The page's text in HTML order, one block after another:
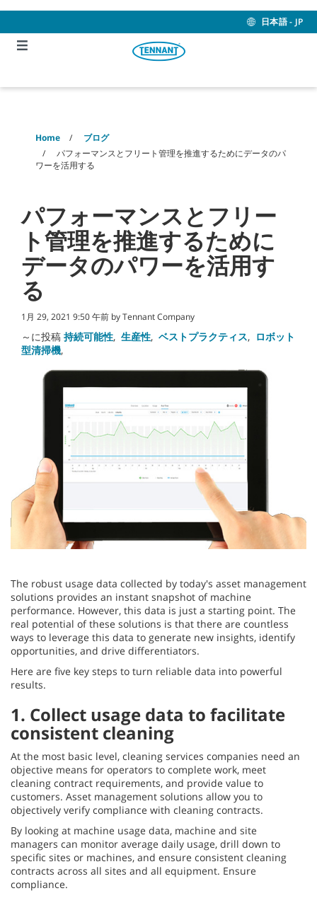
content
navigation
menu
日本語 - JP
Home
ブログ
パフォーマンスとフリート管理を推進するためにデータのパ
ワーを活用する
パフォーマンスとフリー
ト管理を推進するために
データのパワーを活用す
る
1月 29, 2021 9:50 午前 by Tennant Company
～に投稿 持続可能性, 生産性, ベストプラクティス, ロボット
型清掃機,
The robust usage data collected by today's asset management
solutions provides an instant snapshot of machine
performance. However, this data is just a starting point. The
real potential of these solutions is that there are countless
ways to leverage this data to generate new insights, identify
opportunities, and drive differentiators.
Here are five key steps to turn reliable data into powerful
results.
1. Collect usage data to facilitate
consistent cleaning
At the most basic level, cleaning services companies need an
objective means for operators to complete work, meet
cleaning contract requirements, and provide value to
customers. Asset management solutions allow you to
objectively verify compliance with cleaning contracts.
By looking at machine usage data, machine and site
managers can monitor average daily usage, drill down to
specific sites or machines, and ensure consistent cleaning
contracts across all sites and all equipment. Ensure
compliance.